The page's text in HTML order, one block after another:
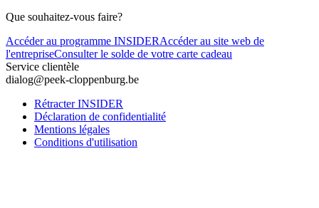
Que souhaitez-vous faire?
Accéder au programme INSIDERAccéder au site web de
l'entrepriseConsulter le solde de votre carte cadeau
Service clientèle
dialog@peek-cloppenburg.be
Rétracter INSIDER
Déclaration de confidentialité
Mentions légales
Conditions d'utilisation